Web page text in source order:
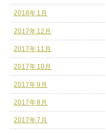
2018年1月
2017年12月
2017年11月
2017年10月
2017年9月
2017年8月
2017年7月